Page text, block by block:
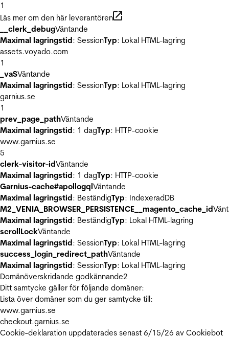
1
Läs mer om den här leverantören
__clerk_debugVäntande
Maximal lagringstid: SessionTyp: Lokal HTML-lagring
assets.voyado.com
1
_vaSVäntande
Maximal lagringstid: SessionTyp: Lokal HTML-lagring
garnius.se
1
prev_page_pathVäntande
Maximal lagringstid: 1 dagTyp: HTTP-cookie
www.garnius.se
5
clerk-visitor-idVäntande
Maximal lagringstid: 1 dagTyp: HTTP-cookie
Garnius-cache#apollogqlVäntande
Maximal lagringstid: BeständigTyp: IndexeradDB
M2_VENIA_BROWSER_PERSISTENCE__magento_cache_id
Maximal lagringstid: BeständigTyp: Lokal HTML-lagring
scrollLockVäntande
Maximal lagringstid: SessionTyp: Lokal HTML-lagring
success_login_redirect_pathVäntande
Maximal lagringstid: SessionTyp: Lokal HTML-lagring
Domänöverskridande godkännande2
Ditt samtycke gäller för följande domäner:
Lista över domäner som du ger samtycke till:
www.garnius.se
checkout.garnius.se
Cookie-deklaration uppdaterades senast 6/15/26 av Cookiebot